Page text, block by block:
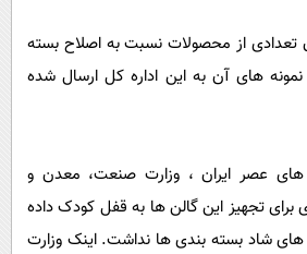
تعدادی از محصولات نسبت به اصلاح بسته
نمونه های آن به این اداره کل ارسال شده
عصر ایران ، وزارت صنعت، معدن و
6 ماهه ای برای تجهیز این گالن ها به قفل کودک داده
های شاد بسته بندی ها نداشت. اینک وزارت